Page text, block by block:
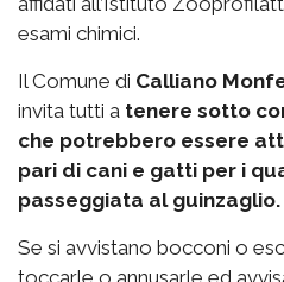
esami chimici.
Il Comune di Calliano
invita tutti a tenere sotto
che potrebbero essere
pari di cani e gatti per i
passeggiata al guinzaglio.
Se si avvistano bocconi o